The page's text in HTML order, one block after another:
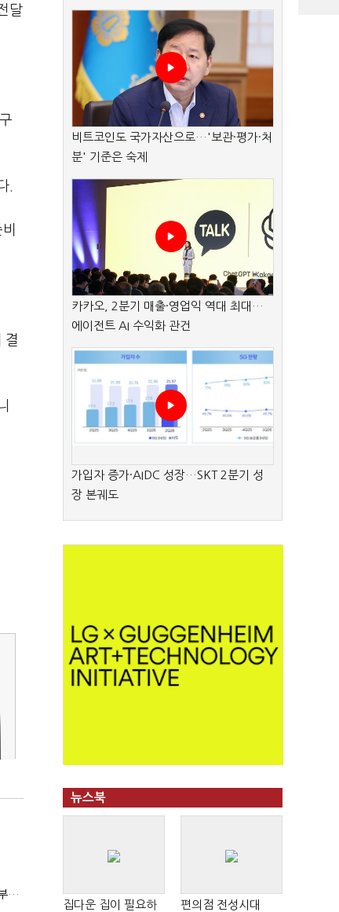
달
.
결
(2023 ESG포럼)조해진 "우리 기업 글로벌 경쟁력 위해 경영부담 최소화해야"
비트코인도 국가자산으로…'보관·평가·처
분' 기준은 숙제
카카오, 2분기 매출·영업익 역대 최대…
에이전트 AI 수익화 관건
가입자 증가·AIDC 성장…SKT 2분기 성
장 본궤도
뉴스북
집다운 집이 필요하
편의점 전성시대